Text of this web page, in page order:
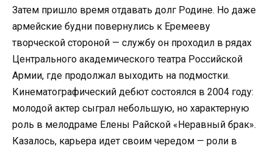
Затем пришло время отдавать долг Родине. Но даже
армейские будни повернулись к Еремееву
творческой стороной — службу он проходил в рядах
Центрального академического театра Российской
Армии, где продолжал выходить на подмостки.
Кинематографический дебют состоялся в 2004 году:
молодой актер сыграл небольшую, но характерную
роль в мелодраме Елены Райской «Неравный брак».
Казалось, карьера идет своим чередом — роли в